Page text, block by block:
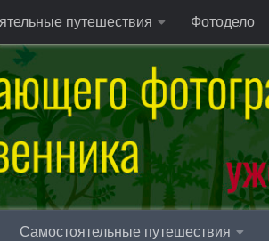
путешествия Фотодело
Самостоятельные путешествия